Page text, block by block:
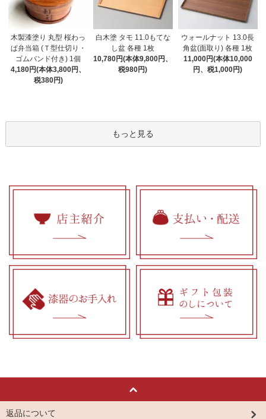
木製漆塗り 丸型 桜わっ
ぱ弁当箱 (Ｔ型仕切り・
ゴムバンド付き) 1個
4,180円(本体3,800円、
税380円)
白木塗 タモ 11.0もてな
し盆 各種 1枚
10,780円(本体9,800円、
税980円)
ウォールナット 13.0長
角盆(面取り) 各種 1枚
11,000円(本体10,000
円、税1,000円)
もっと見る
返品について